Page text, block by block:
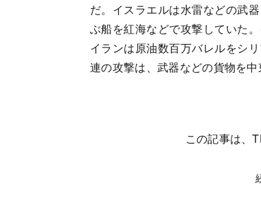
だ。イスラエルは水雷などの武
ぶ船を紅海などで攻撃していた
イランは原油数百万バレルをシ
連の攻撃は、武器などの貨物を
この記事は、